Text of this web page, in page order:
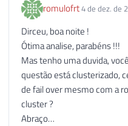
romulofrt4 de dez. de
Dirceu, boa noite !
Ótima analise, parabéns !!!
Mas tenho uma duvida,
questão está clusterizado,
de fail over mesmo com a
cluster ?
Abraço…